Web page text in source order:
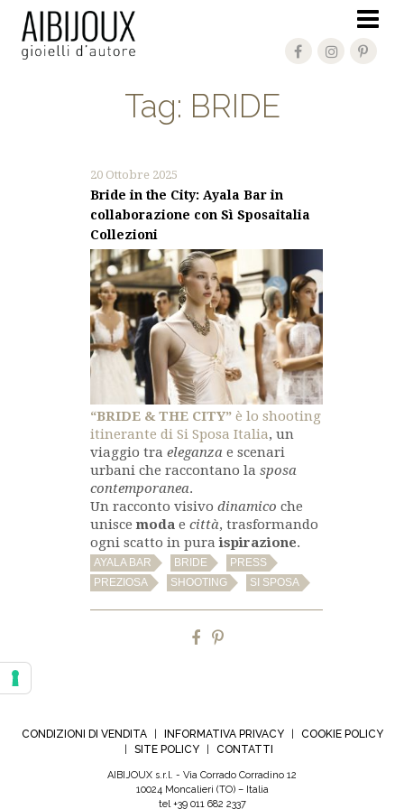
Tag: BRIDE
20 Ottobre 2025
Bride in the City: Ayala Bar in
collaborazione con Sì Sposaitalia
Collezioni
“BRIDE & THE CITY” è lo shooting
itinerante di Si Sposa Italia, un
viaggio tra eleganza e scenari
urbani che raccontano la sposa
contemporanea.
Un racconto visivo dinamico che
uniscemoda e città, trasformando
ogni scatto in puraispirazione.
AYALA BAR BRIDE PRESS
PREZIOSA SHOOTING SI SPOSA
CONDIZIONI DI VENDITA INFORMATIVA PRIVACY COOKIE POLICY
SITE POLICY CONTATTI
AIBIJOUX s.r.l. - Via Corrado Corradino 12
10024 Moncalieri (TO) – Italia
tel +39 011 682 2337